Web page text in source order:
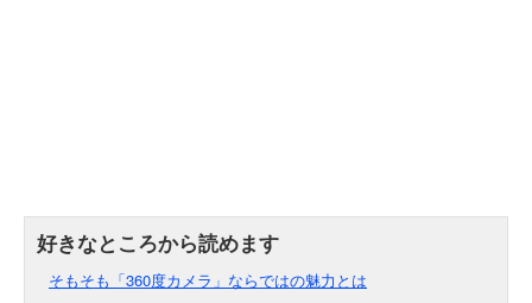
そもそも「360度カメラ」ならではの魅力とは